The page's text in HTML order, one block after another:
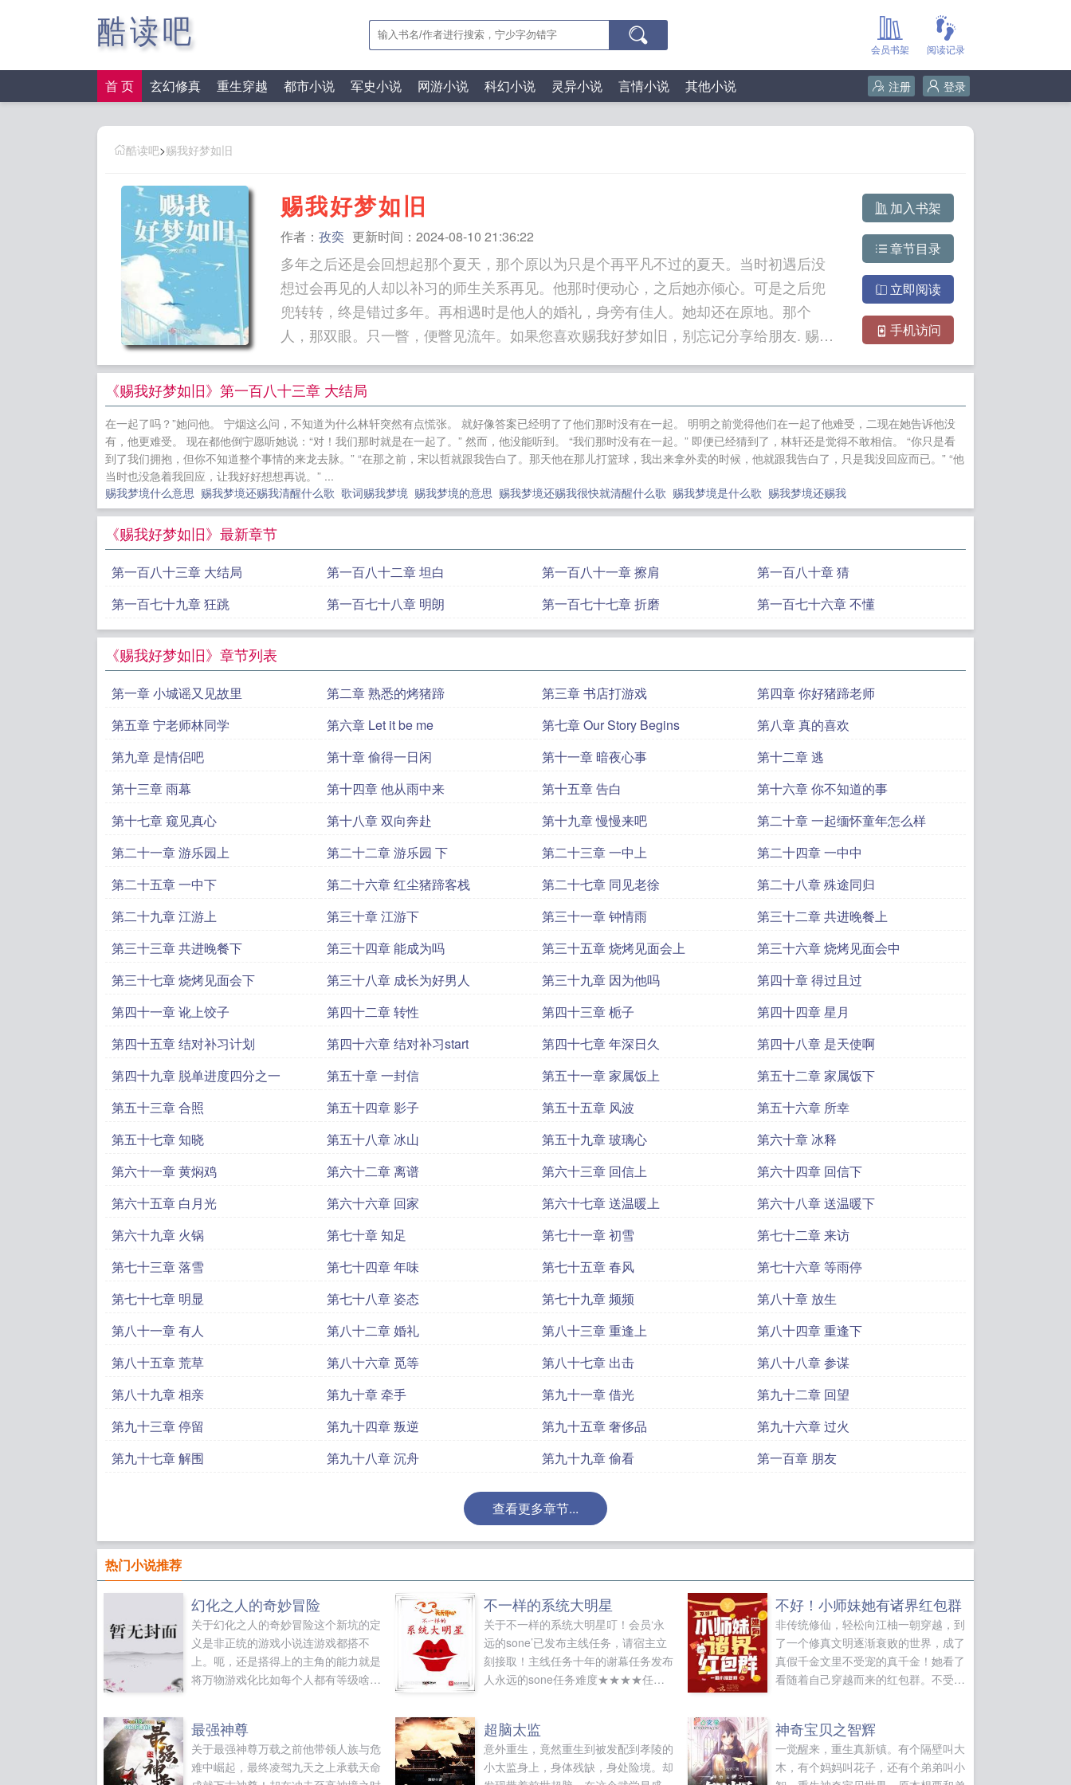
酷读吧 阅读记录
会员书架
首 页 玄幻修真 重生穿越 都市小说 军史小说 网游小说 科幻小说 灵异小说 言情小说 其他小说 登录
注册
酷读吧>赐我好梦如旧
赐我好梦如旧
作者： 孜奕 更新时间：2024-08-10 21:36:22
多年之后还是会回想起那个夏天，那个原以为只是个再平凡不过的夏天。当时初遇后没
想过会再见的人却以补习的师生关系再见。他那时便动心，之后她亦倾心。可是之后兜
兜转转，终是错过多年。再相遇时是他人的婚礼，身旁有佳人。她却还在原地。那个
人，那双眼。只一瞥，便瞥见流年。如果您喜欢赐我好梦如旧，别忘记分享给朋友. 赐我
儡皇子到黑夜君王
羊 非正常相亲 妖精小姐姐别过来 我在异界养精灵 人在骑士：我，平平无奇时管者 顶
级天命，开局修炼十万年 系统好毒 全球精灵时代 电竞剧：你的修皇，无限猖狂！ 欧
皇的基本操作 落花落，纷漠漠 大航海之我是阎王爷 我用沙雕拯救世界 重生于火红年
代 最强败家子
加入书架
章节目录
立即阅读
手机访问
《赐我好梦如旧》第一百八十三章 大结局
在一起了吗？”她问他。 宁烟这么问，不知道为什么林轩突然有点慌张。 就好像答案已经明了了他们那时没有在一起。 明明之前觉得他们在一起了他难受，二现在她告诉他没
有，他更难受。 现在都他倒宁愿听她说：“对！我们那时就是在一起了。” 然而，他没能听到。 “我们那时没有在一起。” 即便已经猜到了，林轩还是觉得不敢相信。 “你只是看
到了我们拥抱，但你不知道整个事情的来龙去脉。” “在那之前，宋以哲就跟我告白了。那天他在那儿打篮球，我出来拿外卖的时候，他就跟我告白了，只是我没回应而已。” “他
当时也没急着我回应，让我好好想想再说。” ...
赐我梦境什么意思 赐我梦境还赐我清醒什么歌 歌词赐我梦境 赐我梦境的意思 赐我梦境还赐我很快就清醒什么歌 赐我梦境是什么歌 赐我梦境还赐我
《赐我好梦如旧》最新章节
第一百八十三章 大结局 第一百八十二章 坦白 第一百八十一章 擦肩
第一百八十章 猜
第一百七十九章 狂跳
第一百七十八章 明朗 第一百七十七章 折磨 第一百七十六章 不懂
《赐我好梦如旧》章节列表
第一章 小城谣又见故里 第二章 熟悉的烤猪蹄 第三章 书店打游戏
第四章 你好猪蹄老师
第五章 宁老师林同学
第六章 Let it be me 第七章 Our Story Begins
第八章 真的喜欢
第九章 是情侣吧
第十章 偷得一日闲 第十一章 暗夜心事
第十二章 逃
第十三章 雨幕
第十四章 他从雨中来 第十五章 告白
第十六章 你不知道的事
第十七章 窥见真心
第十八章 双向奔赴 第十九章 慢慢来吧
第二十章 一起缅怀童年怎么样
第二十一章 游乐园上
第二十二章 游乐园 下 第二十三章 一中上
第二十四章 一中中
第二十五章 一中下
第二十六章 红尘猪蹄客栈 第二十七章 同见老徐
第二十八章 殊途同归
第二十九章 江游上
第三十章 江游下 第三十一章 钟情雨
第三十二章 共进晚餐上
第三十三章 共进晚餐下
第三十四章 能成为吗 第三十五章 烧烤见面会上
第三十六章 烧烤见面会中
第三十七章 烧烤见面会下
第三十八章 成长为好男人 第三十九章 因为他吗
第四十章 得过且过
第四十一章 讹上饺子
第四十二章 转性 第四十三章 栀子
第四十四章 星月
第四十五章 结对补习计划
第四十六章 结对补习start 第四十七章 年深日久
第四十八章 是天使啊
第四十九章 脱单进度四分之一
第五十章 一封信 第五十一章 家属饭上
第五十二章 家属饭下
第五十三章 合照
第五十四章 影子 第五十五章 风波
第五十六章 所幸
第五十七章 知晓
第五十八章 冰山 第五十九章 玻璃心
第六十章 冰释
第六十一章 黄焖鸡
第六十二章 离谱 第六十三章 回信上
第六十四章 回信下
第六十五章 白月光
第六十六章 回家 第六十七章 送温暖上
第六十八章 送温暖下
第六十九章 火锅
第七十章 知足 第七十一章 初雪
第七十二章 来访
第七十三章 落雪
第七十四章 年味 第七十五章 春风
第七十六章 等雨停
第七十七章 明显
第七十八章 姿态 第七十九章 频频
第八十章 放生
第八十一章 有人
第八十二章 婚礼 第八十三章 重逢上
第八十四章 重逢下
第八十五章 荒草
第八十六章 觅等 第八十七章 出击
第八十八章 参谋
第八十九章 相亲
第九十章 牵手 第九十一章 借光
第九十二章 回望
第九十三章 停留
第九十四章 叛逆 第九十五章 奢侈品
第九十六章 过火
第九十七章 解围
第九十八章 沉舟 第九十九章 偷看 第一百章 朋友
查看更多章节...
热门小说推荐
幻化之人的奇妙冒险
关于幻化之人的奇妙冒险这个新坑的定
义是非正统的游戏小说连游戏都搭不
上。呃，还是搭得上的主角的能力就是
将万物游戏化比如每个人都有等级啥
不一样的系统大明星
关于不一样的系统大明星叮！会员‘永
远的sone’已发布主线任务，请宿主立
刻接取！主线任务十年的谢幕任务发布
人永远的sone任务难度★★★★任务
不好！小师妹她有诸界红包群
非传统修仙，轻松向江柚一朝穿越，到
了一个修真文明逐渐衰败的世界，成了
真假千金文里不受宠的真千金！她看了
看随着自己穿越而来的红包群。不受家
脉，成了上古龙族后裔！传承丢失文明
落后？我随便拿出一本功法，都能让修
真界惊了又惊！就在江柚以为拿的是手
最强神尊
关于最强神尊万载之前他带领人族与危
难中崛起，最终凌驾九天之上承载天命
超脑太监
意外重生，竟然重生到被发配到孝陵的
小太监身上，身体残缺，身处险境。却
神奇宝贝之智辉
一觉醒来，重生真新镇。有个隔壁叫大
木，有个妈妈叫花子，还有个弟弟叫小